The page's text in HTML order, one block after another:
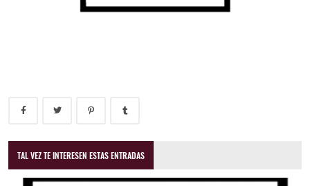
TAL VEZ TE INTERESEN ESTAS ENTRADAS